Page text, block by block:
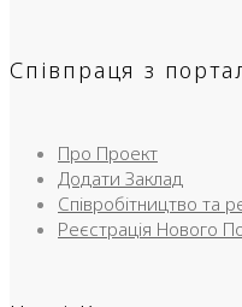
Співпраця з
Про Проект
Додати Заклад
Співробітництво та
Реєстрація Нового